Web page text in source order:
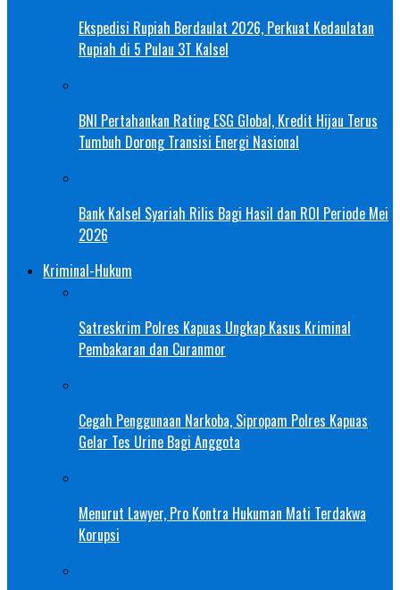
Ekspedisi Rupiah Berdaulat 2026, Perkuat Kedaulatan
Rupiah di 5 Pulau 3T Kalsel
BNI Pertahankan Rating ESG Global, Kredit Hijau Terus
Tumbuh Dorong Transisi Energi Nasional
Bank Kalsel Syariah Rilis Bagi Hasil dan ROI Periode Mei
2026
Kriminal-Hukum
Satreskrim Polres Kapuas Ungkap Kasus Kriminal
Pembakaran dan Curanmor
Cegah Penggunaan Narkoba, Sipropam Polres Kapuas
Gelar Tes Urine Bagi Anggota
Menurut Lawyer, Pro Kontra Hukuman Mati Terdakwa
Korupsi